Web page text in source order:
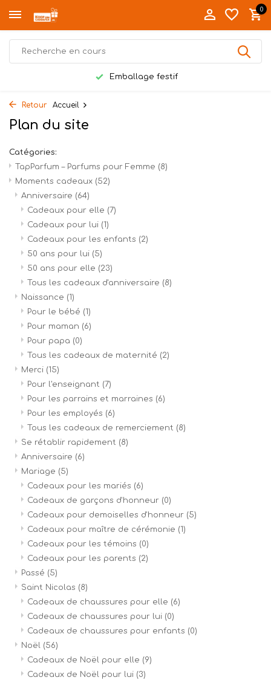
0
Emballage festif
Retour Accueil
Plan du site
Catégories:
TapParfum – Parfums pour Femme (8)
Moments cadeaux (52)
Anniversaire (64)
Cadeaux pour elle (7)
Cadeaux pour lui (1)
Cadeaux pour les enfants (2)
50 ans pour lui (5)
50 ans pour elle (23)
Tous les cadeaux d'anniversaire (8)
Naissance (1)
Pour le bébé (1)
Pour maman (6)
Pour papa (0)
Tous les cadeaux de maternité (2)
Merci (15)
Pour l'enseignant (7)
Pour les parrains et marraines (6)
Pour les employés (6)
Tous les cadeaux de remerciement (8)
Se rétablir rapidement (8)
Anniversaire (6)
Mariage (5)
Cadeaux pour les mariés (6)
Cadeaux de garçons d'honneur (0)
Cadeaux pour demoiselles d'honneur (5)
Cadeaux pour maître de cérémonie (1)
Cadeaux pour les témoins (0)
Cadeaux pour les parents (2)
Passé (5)
Saint Nicolas (8)
Cadeaux de chaussures pour elle (6)
Cadeaux de chaussures pour lui (0)
Cadeaux de chaussures pour enfants (0)
Noël (56)
Cadeaux de Noël pour elle (9)
Cadeaux de Noël pour lui (3)